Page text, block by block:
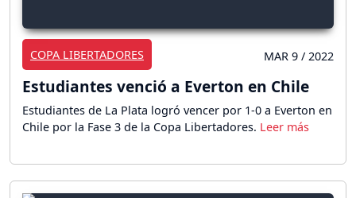
COPA LIBERTADORES MAR 9 / 2022
Estudiantes venció a Everton en Chile
Estudiantes de La Plata logró vencer por 1-0 a Everton en
Chile por la Fase 3 de la Copa Libertadores.